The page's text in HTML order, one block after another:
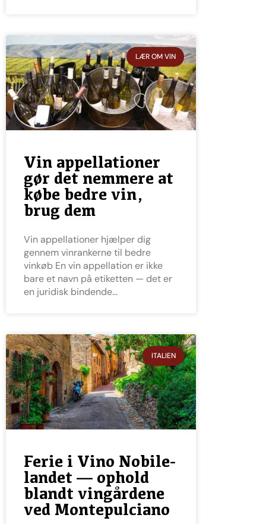
LÆR OM VIN
Vin appellationer
gør det nemmere at
købe bedre vin,
brug dem
Vin appellationer hjælper dig
gennem vinrankerne til bedre
vinkøb En vin appellation er ikke
bare et navn på etiketten — det er
en juridisk bindende
ITALIEN
Ferie i Vino Nobile-
landet — ophold
blandt vingårdene
ved Montepulciano